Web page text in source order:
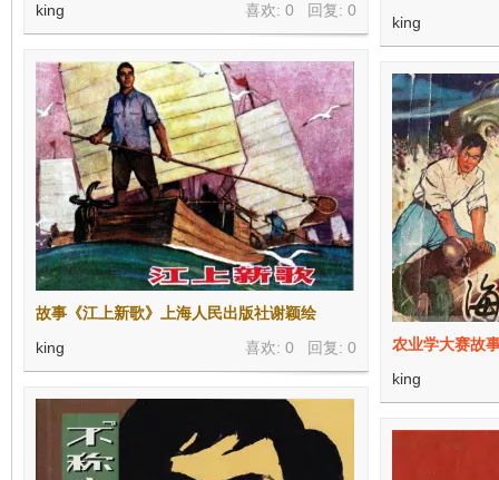
king
喜欢: 0 回复: 0
king
故事《江上新歌》上海人民出版社谢颖绘
喜欢: 0 回复: 0
king
农业学大赛故
king